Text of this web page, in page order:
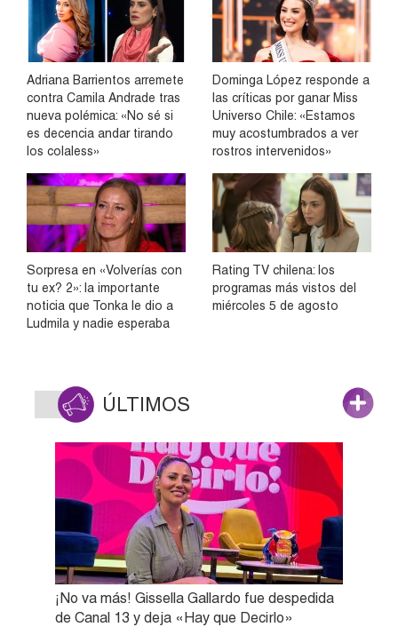
Adriana Barrientos arremete
contra Camila Andrade tras
nueva polémica: «No sé si
es decencia andar tirando
los colaless»
Dominga López responde a
las críticas por ganar Miss
Universo Chile: «Estamos
muy acostumbrados a ver
rostros intervenidos»
Sorpresa en «Volverías con
tu ex? 2»: la importante
noticia que Tonka le dio a
Ludmila y nadie esperaba
Rating TV chilena: los
programas más vistos del
miércoles 5 de agosto
ÚLTIMOS
¡No va más! Gissella Gallardo fue despedida
de Canal 13 y deja «Hay que Decirlo»